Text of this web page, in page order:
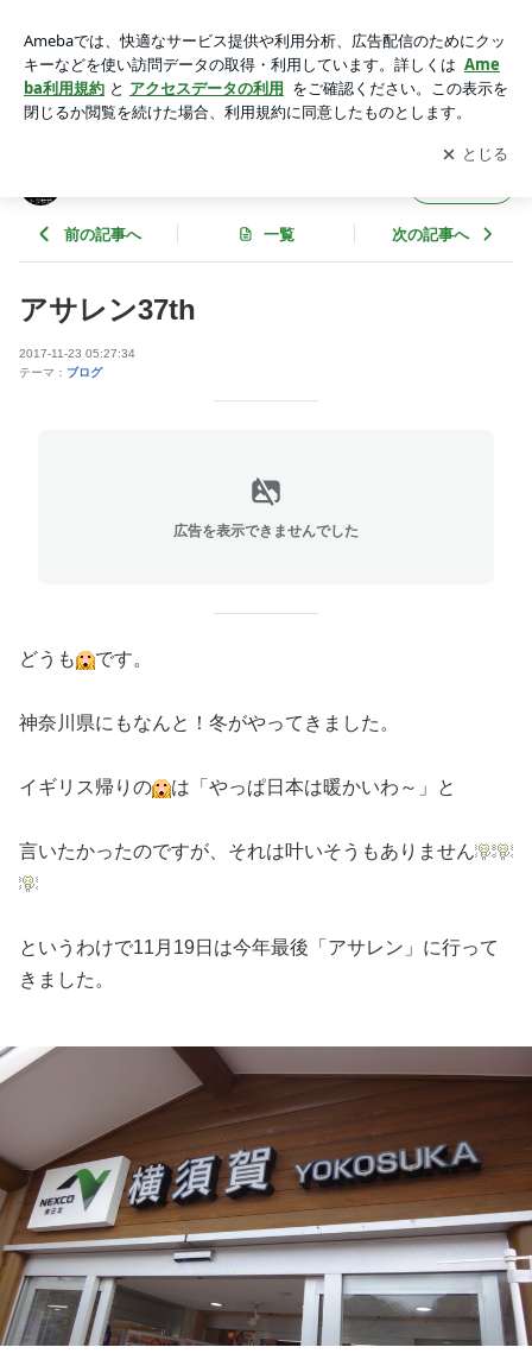
アプリをダウンロードして ブログの更新通知
を受け取りまし
ょう。
開く
前の記事へ 一覧 次の記事へ
アサレン37th
2017-11-23 05:27:34
テーマ： ブログ
広告を表示できませんでした
どうも です。
神奈川県にもなんと！冬がやってきました。
イギリス帰りの は「やっぱ日本は暖かいわ～」と
言いたかったのですが、それは叶いそうもありません
というわけで11月19日は今年最後「アサレン」に行って
きました。